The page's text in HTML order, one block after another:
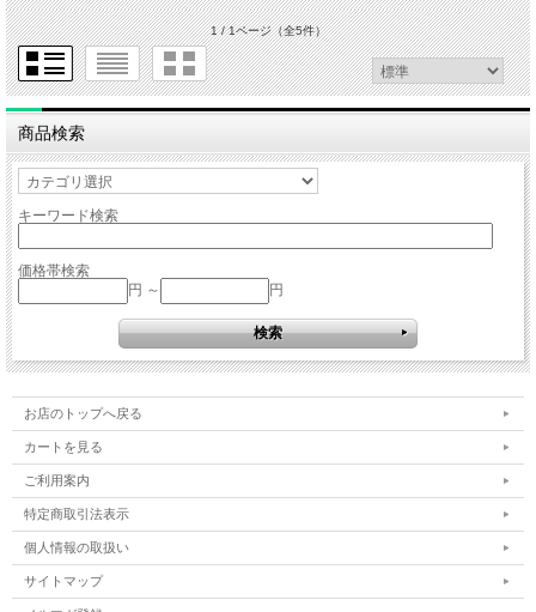
1 / 1ページ（全5件）
商品検索
キーワード検索
価格帯検索
円 ～
円
お店のトップへ戻る
カートを見る
ご利用案内
特定商取引法表示
個人情報の取扱い
サイトマップ